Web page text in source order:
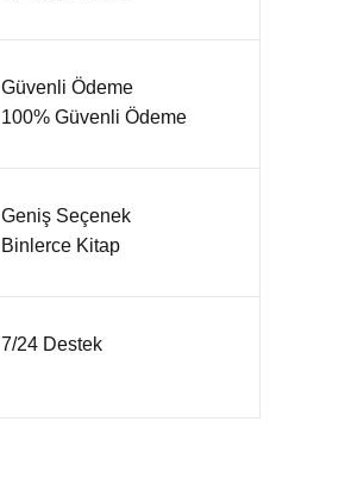
Güvenli Ödeme
100% Güvenli Ödeme
Geniş Seçenek
Binlerce Kitap
7/24 Destek